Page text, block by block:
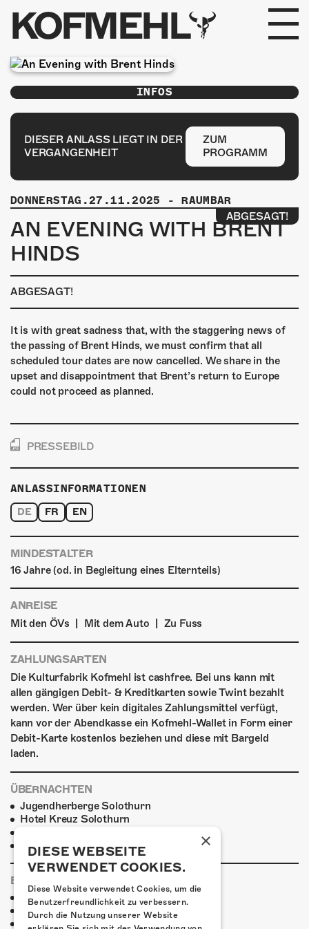
KOFMEHL
PROGRAMM
FABRIKGEFLÜSTER
GALERIE
FOTOGALERIE
PHOTOMAT
INFOS
KONTAKT
ÜBER UNS
GÖNNEREI
SHOP
INFOS
DIESER ANLASS LIEGT IN DER
VERGANGENHEIT
ZUM
PROGRAMM
DONNERSTAG.27.11.2025 - RAUMBAR
AN EVENING WITH BRENT
HINDS
ABGESAGT!
ABGESAGT!
It is with great sadness that, with the staggering news of
the passing of Brent Hinds, we must confirm that all
scheduled tour dates are now cancelled. We share in the
upset and disappointment that Brent’s return to Europe
could not proceed as planned.
PRESSEBILD
ANLASSINFORMATIONEN
DE FR EN
MINDESTALTER
16 Jahre (od. in Begleitung eines Elternteils)
ANREISE
Mit den ÖVs
Mit dem Auto Zu Fuss
ZAHLUNGSARTEN
Die Kulturfabrik Kofmehl ist cashfree. Bei uns kann mit
allen gängigen Debit- & Kreditkarten sowie Twint bezahlt
werden. Wer über kein digitales Zahlungsmittel verfügt,
kann vor der Abendkasse ein Kofmehl-Wallet in Form einer
Debit-Karte kostenlos beziehen und diese mit Bargeld
laden.
ÜBERNACHTEN
Jugendherberge Solothurn
Hotel Kreuz Solothurn
Weitere Unterkünfte
ESSENSTIPPS
Pier 11
Restaurant Kreuz
Pittaria
×
DIESE WEBSEITE
VERWENDET COOKIES.
Diese Website verwendet Cookies, um die
Benutzerfreundlichkeit zu verbessern.
Durch die Nutzung unserer Website